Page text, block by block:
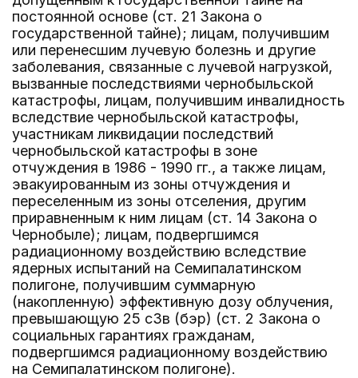
постоянной основе (ст. 21 Закона о
государственной тайне); лицам, получившим
или перенесшим лучевую болезнь и другие
заболевания, связанные с лучевой нагрузкой,
вызванные последствиями чернобыльской
катастрофы, лицам, получившим инвалидность
вследствие чернобыльской катастрофы,
участникам ликвидации последствий
чернобыльской катастрофы в зоне
отчуждения в 1986 - 1990 гг., а также лицам,
эвакуированным из зоны отчуждения и
переселенным из зоны отселения, другим
приравненным к ним лицам (ст. 14 Закона о
Чернобыле); лицам, подвергшимся
радиационному воздействию вследствие
ядерных испытаний на Семипалатинском
полигоне, получившим суммарную
(накопленную) эффективную дозу облучения,
превышающую 25 сЗв (бэр) (ст. 2 Закона о
социальных гарантиях гражданам,
подвергшимся радиационному воздействию
на Семипалатинском полигоне).